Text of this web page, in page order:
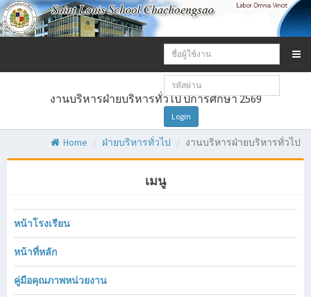
Email
address:
Password:
Login
งานบริหารฝ่ายบริหารทั่วไป ปีการศึกษา 2569
Home ฝ่ายบริหารทั่วไป งานบริหารฝ่ายบริหารทั่วไป
เมนู
หน้าโรงเรียน
หน้าที่หลัก
คู่มือคุณภาพหน่วยงาน